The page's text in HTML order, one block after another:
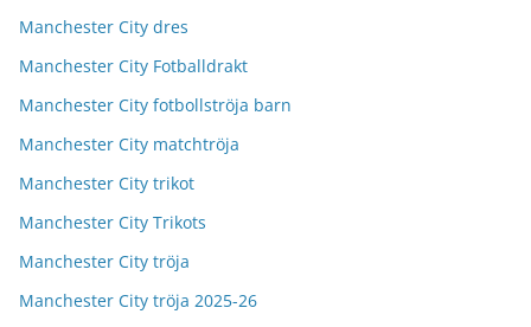
Manchester City dres
Manchester City Fotballdrakt
Manchester City fotbollströja barn
Manchester City matchtröja
Manchester City trikot
Manchester City Trikots
Manchester City tröja
Manchester City tröja 2025-26